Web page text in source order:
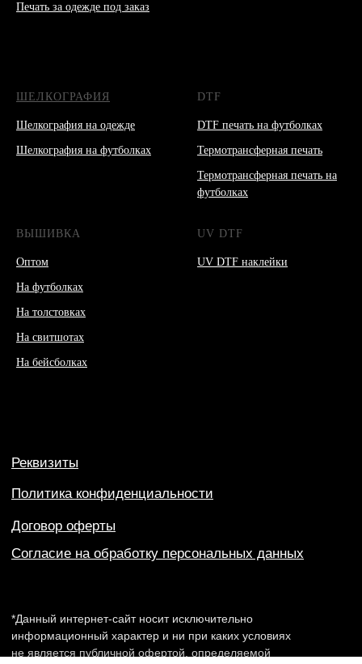
Печать за одежде под заказ
ШЕЛКОГРАФИЯ
Шелкография на одежде
Шелкография на футболках
DTF
DTF печать на футболках
Термотрансферная печать
Термотрансферная печать на
футболках
ВЫШИВКА
Оптом
На футболках
На толстовках
На свитшотах
На бейсболках
UV DTF
UV DTF наклейки